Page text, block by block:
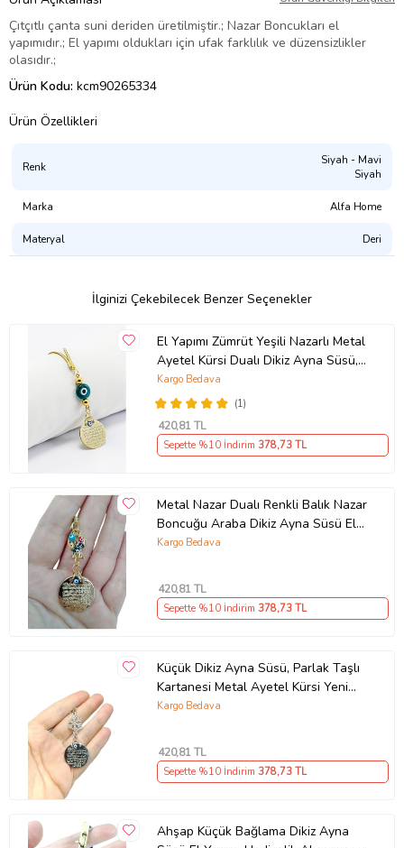
Çıtçıtlı çanta suni deriden üretilmiştir.; Nazar Boncukları el
yapımıdır.; El yapımı oldukları için ufak farklılık ve düzensizlikler
olasıdır.;
Ürün Kodu: kcm90265334
Ürün Özellikleri
Renk
Siyah - Mavi
Siyah
Marka Alfa Home
Materyal Deri
İlginizi Çekebilecek Benzer Seçenekler
El Yapımı Zümrüt Yeşili Nazarlı Metal
Ayetel Kürsi Dualı Dikiz Ayna Süsü,
Yeni Araba Hediyesi
(1)
Kargo Bedava
420,81 TL
Sepette %10 İndirim 378,73 TL
Metal Nazar Dualı Renkli Balık Nazar
Boncuğu Araba Dikiz Ayna Süsü El
Yapımı Lüks Aksesuar
Kargo Bedava
420,81 TL
Sepette %10 İndirim 378,73 TL
Küçük Dikiz Ayna Süsü, Parlak Taşlı
Kartanesi Metal Ayetel Kürsi Yeni
Araba Hediyesi
Kargo Bedava
420,81 TL
Sepette %10 İndirim 378,73 TL
Ahşap Küçük Bağlama Dikiz Ayna